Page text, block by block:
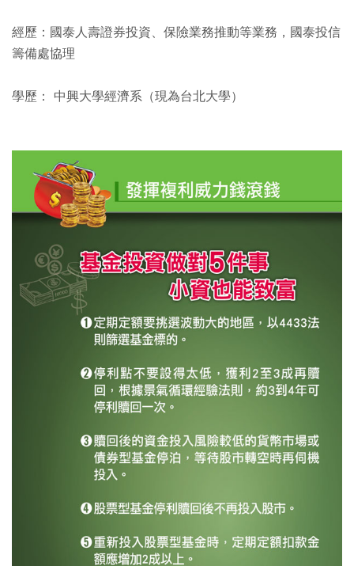
經歷：國泰人壽證券投資、保險業務推動等業務，國泰投信
籌備處協理
學歷： 中興大學經濟系（現為台北大學）